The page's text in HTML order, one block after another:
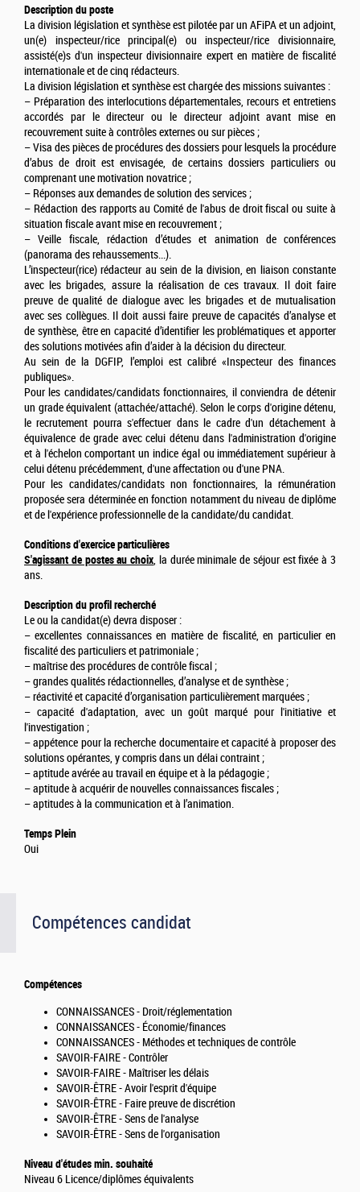
Description du poste
La division législation et synthèse est pilotée par un AFiPA et un adjoint,
un(e) inspecteur/rice principal(e) ou inspecteur/rice divisionnaire,
assisté(e)s d'un inspecteur divisionnaire expert en matière de fiscalité
internationale et de cinq rédacteurs.
La division législation et synthèse est chargée des missions suivantes :
– Préparation des interlocutions départementales, recours et entretiens
accordés par le directeur ou le directeur adjoint avant mise en
recouvrement suite à contrôles externes ou sur pièces ;
– Visa des pièces de procédures des dossiers pour lesquels la procédure
d’abus de droit est envisagée, de certains dossiers particuliers ou
comprenant une motivation novatrice ;
– Réponses aux demandes de solution des services ;
– Rédaction des rapports au Comité de l'abus de droit fiscal ou suite à
situation fiscale avant mise en recouvrement ;
– Veille fiscale, rédaction d’études et animation de conférences
(panorama des rehaussements...).
L’inspecteur(rice) rédacteur au sein de la division, en liaison constante
avec les brigades, assure la réalisation de ces travaux. Il doit faire
preuve de qualité de dialogue avec les brigades et de mutualisation
avec ses collègues. Il doit aussi faire preuve de capacités d’analyse et
de synthèse, être en capacité d’identifier les problématiques et apporter
des solutions motivées afin d’aider à la décision du directeur.
Au sein de la DGFIP, l’emploi est calibré «Inspecteur des finances
publiques».
Pour les candidates/candidats fonctionnaires, il conviendra de détenir
un grade équivalent (attachée/attaché). Selon le corps d'origine détenu,
le recrutement pourra s'effectuer dans le cadre d'un détachement à
équivalence de grade avec celui détenu dans l'administration d'origine
et à l'échelon comportant un indice égal ou immédiatement supérieur à
celui détenu précédemment, d'une affectation ou d'une PNA.
Pour les candidates/candidats non fonctionnaires, la rémunération
proposée sera déterminée en fonction notamment du niveau de diplôme
et de l'expérience professionnelle de la candidate/du candidat.
Conditions d'exercice particulières
S'agissant de postes au choix, la durée minimale de séjour est fixée à 3
ans.
Description du profil recherché
Le ou la candidat(e) devra disposer :
– excellentes connaissances en matière de fiscalité, en particulier en
fiscalité des particuliers et patrimoniale ;
– maîtrise des procédures de contrôle fiscal ;
– grandes qualités rédactionnelles, d’analyse et de synthèse ;
– réactivité et capacité d’organisation particulièrement marquées ;
– capacité d'adaptation, avec un goût marqué pour l'initiative et
l'investigation ;
– appétence pour la recherche documentaire et capacité à proposer des
solutions opérantes, y compris dans un délai contraint ;
– aptitude avérée au travail en équipe et à la pédagogie ;
– aptitude à acquérir de nouvelles connaissances fiscales ;
– aptitudes à la communication et à l’animation.
Temps Plein
Oui
Compétences candidat
Compétences
CONNAISSANCES - Droit/réglementation
CONNAISSANCES - Économie/finances
CONNAISSANCES - Méthodes et techniques de contrôle
SAVOIR-FAIRE - Contrôler
SAVOIR-FAIRE - Maîtriser les délais
SAVOIR-ÊTRE - Avoir l'esprit d'équipe
SAVOIR-ÊTRE - Faire preuve de discrétion
SAVOIR-ÊTRE - Sens de l'analyse
SAVOIR-ÊTRE - Sens de l'organisation
Niveau d'études min. souhaité
Niveau 6 Licence/diplômes équivalents